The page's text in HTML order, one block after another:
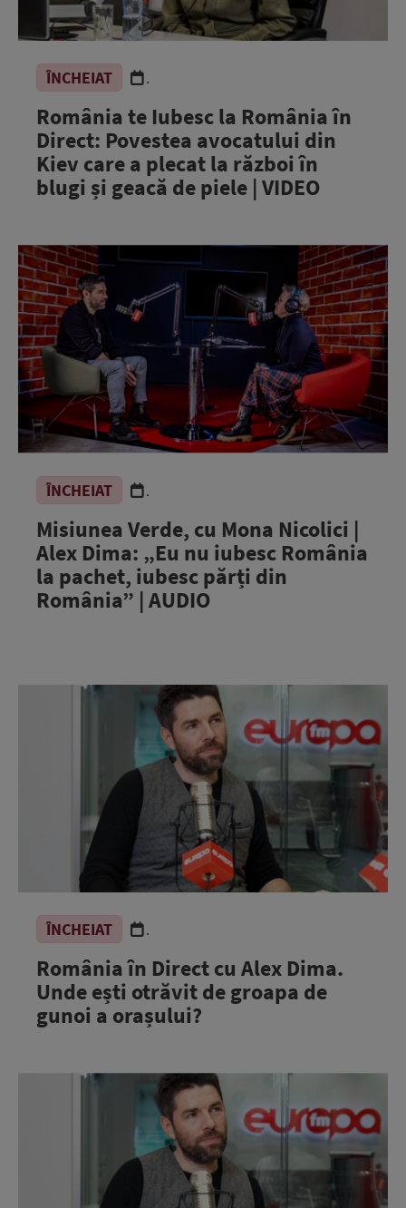
ÎNCHEIAT .
România te Iubesc la România în
Direct: Povestea avocatului din
Kiev care a plecat la război în
blugi și geacă de piele | VIDEO
ÎNCHEIAT .
Misiunea Verde, cu Mona Nicolici |
Alex Dima: „Eu nu iubesc România
la pachet, iubesc părți din
România” | AUDIO
ÎNCHEIAT .
România în Direct cu Alex Dima.
Unde ești otrăvit de groapa de
gunoi a orașului?